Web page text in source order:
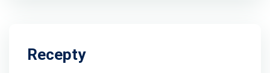
Recepty